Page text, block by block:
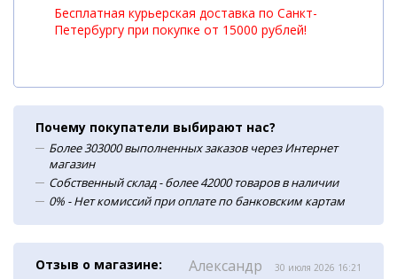
Бесплатная курьерская доставка по Санкт-
Петербургу при покупке от 15000 рублей!
Почему покупатели выбирают нас?
Более 303000 выполненных заказов через Интернет
магазин
Собственный склад - более 42000 товаров в наличии
0% - Нет комиссий при оплате по банковским картам
Отзыв о магазине: Александр 30 июля 2026 16:21